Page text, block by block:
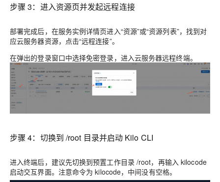
步骤 3：进入资源页并发起远程连接
部署完成后，在服务实例详情页进入“资源”或“资源列表”，找到对
应云服务器资源，点击“远程连接”。
在弹出的登录窗口中选择免密登录，进入云服务器远程终端。
步骤 4：切换到 /root 目录并启动 Kilo CLI
进入终端后，建议先切换到预置工作目录 /root，再输入 kilocode
启动交互界面。注意命令为 kilocode，中间没有空格。